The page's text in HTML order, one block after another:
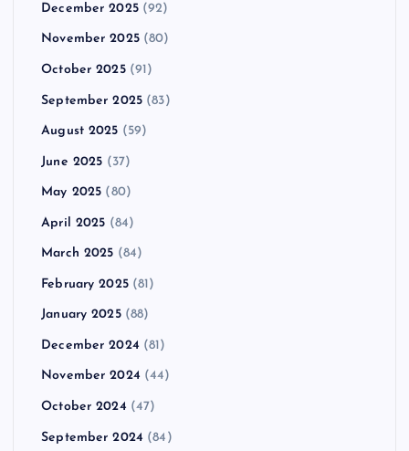
December 2025(92)
November 2025(80)
October 2025(91)
September 2025 (83)
August 2025 (59)
June 2025 (37)
May 2025 (80)
April 2025 (84)
March 2025 (84)
February 2025(81)
January 2025(88)
December 2024 (81)
November 2024 (44)
October 2024 (47)
September 2024 (84)